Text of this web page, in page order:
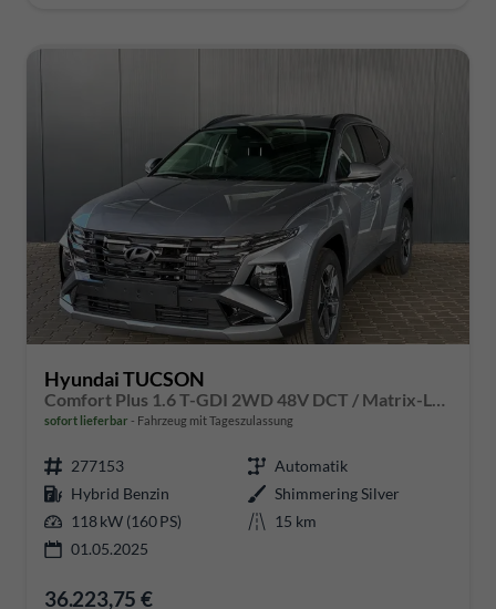
Hyundai TUCSON
sofort lieferbar Fahrzeug mit Tageszulassung
277153
Automatik
Hybrid Benzin
Shimmering Silver
118 kW (160 PS)
15 km
01.05.2025
36.223,75 €